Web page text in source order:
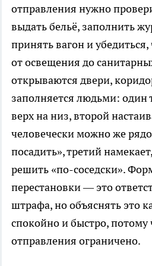
отправления нужно
выдать бельё, заполнить
принять вагон и
от освещения до
открываются двери,
заполняется людьми: один
верх на низ, второй
человечески можно же
посадить», третий
решить «по-соседски».
перестановки — это
штрафа, но объяснять это
спокойно и быстро, потому
отправления ограничено.